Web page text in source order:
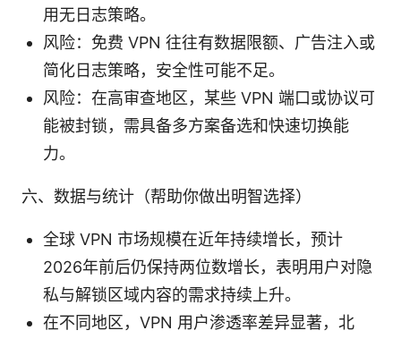
用无日志策略。
风险：免费 VPN 往往有数据限额、广告注入或
简化日志策略，安全性可能不足。
风险：在高审查地区，某些 VPN 端口或协议可
能被封锁，需具备多方案备选和快速切换能
力。
六、数据与统计（帮助你做出明智选择）
全球 VPN 市场规模在近年持续增长，预计
2026年前后仍保持两位数增长，表明用户对隐
私与解锁区域内容的需求持续上升。
在不同地区，VPN 用户渗透率差异显著，北